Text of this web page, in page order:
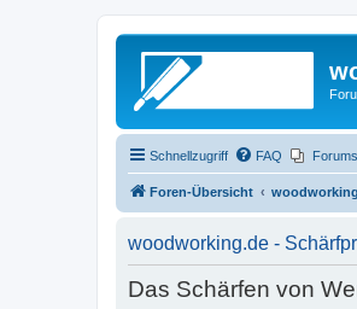
Schnellzugriff FAQ
Foren-Übersicht
woodworking.de -
Das Schärfen von